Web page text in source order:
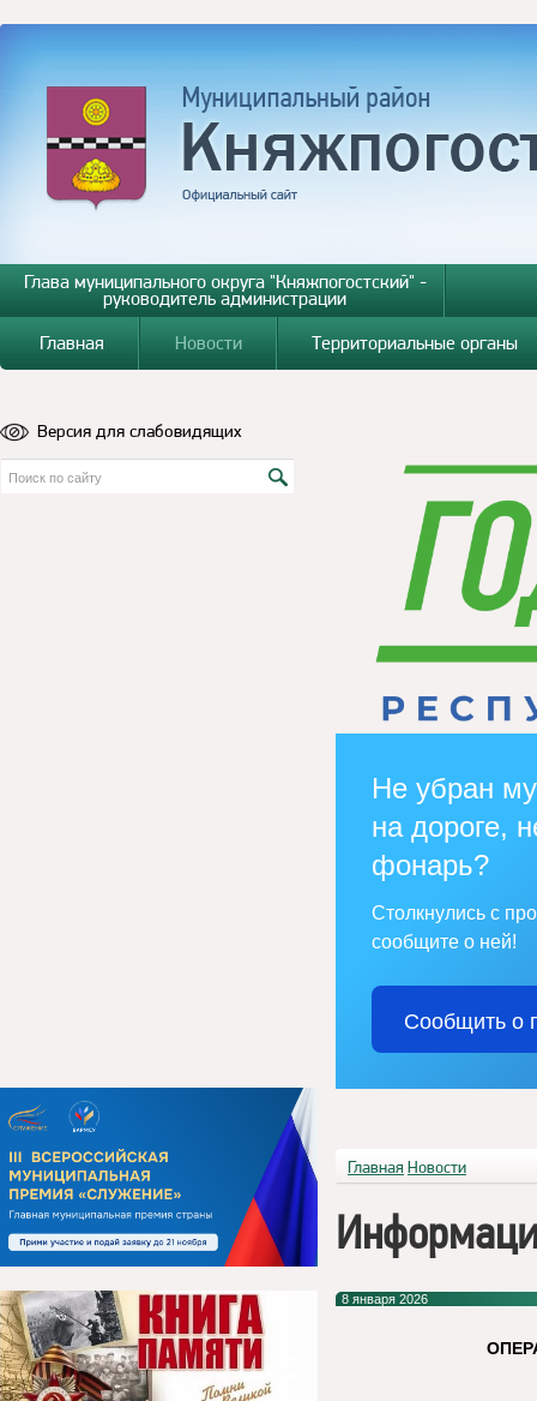
Глава муниципального округа "Княжпогостский" -
руководитель администрации
Главная
Новости Территориальные органы
Версия для слабовидящих
Не убран
на дороге,
фонарь?
Столкнулись с
сообщите о ней!
Сообщить о
Главная Новости
8 января 2026